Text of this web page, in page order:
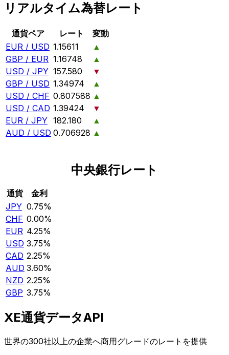
リアルタイム為替レート
通貨ペア レート
変動
EUR / USD 1.15611
▲
GBP / EUR 1.16748
▲
USD / JPY 157.580
▼
GBP / USD 1.34974
▲
USD / CHF 0.807588 ▲
USD / CAD 1.39424
▼
EUR / JPY 182.180
▲
AUD / USD 0.706928 ▲
中央銀行レート
通貨
金利
JPY 0.75%
CHF 0.00%
EUR 4.25%
USD 3.75%
CAD 2.25%
AUD 3.60%
NZD 2.25%
GBP 3.75%
XE通貨データAPI
世界の300社以上の企業へ商用グレードのレートを提供